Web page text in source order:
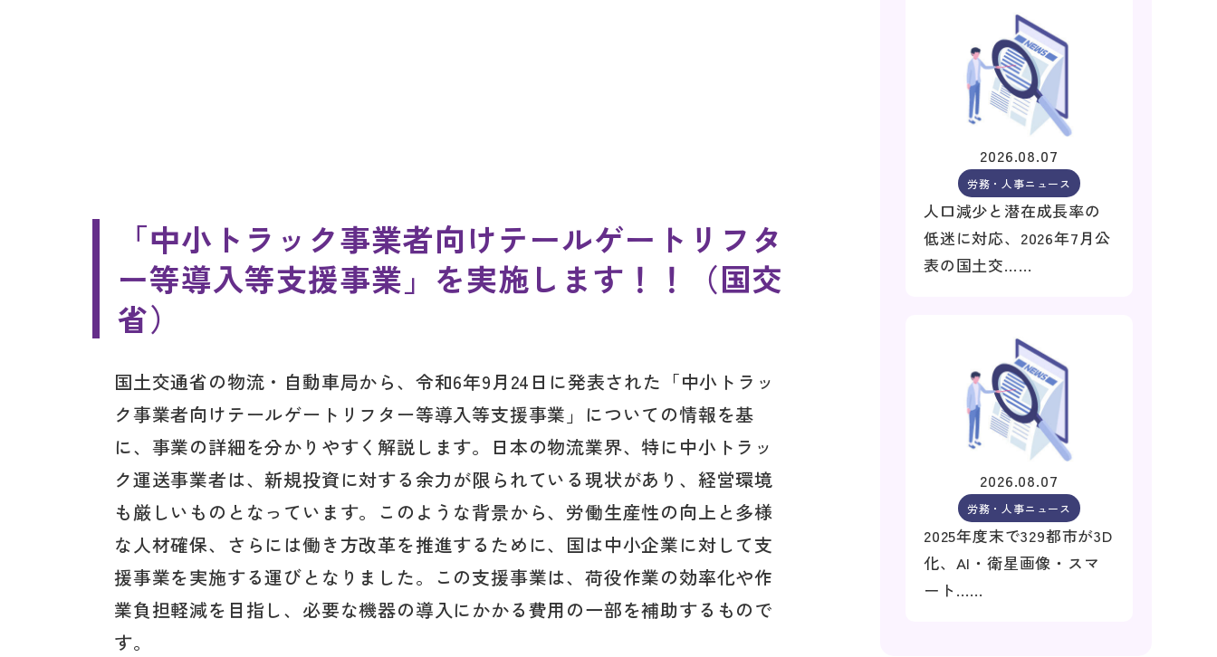
「中小トラック事業者向けテールゲートリフタ
ー等導入等支援事業」を実施します！！（国交
省）
国土交通省の物流・自動車局から、令和6年9月24日に発表された「中小トラッ
ク事業者向けテールゲートリフター等導入等支援事業」についての情報を基
に、事業の詳細を分かりやすく解説します。日本の物流業界、特に中小トラッ
ク運送事業者は、新規投資に対する余力が限られている現状があり、経営環境
も厳しいものとなっています。このような背景から、労働生産性の向上と多様
な人材確保、さらには働き方改革を推進するために、国は中小企業に対して支
援事業を実施する運びとなりました。この支援事業は、荷役作業の効率化や作
業負担軽減を目指し、必要な機器の導入にかかる費用の一部を補助するもので
す。
2026.08.07
労務・人事ニュース
人口減少と潜在成長率の
低迷に対応、2026年7月公
表の国土交……
2026.08.07
労務・人事ニュース
2025年度末で329都市が3D
化、AI・衛星画像・スマ
ート……